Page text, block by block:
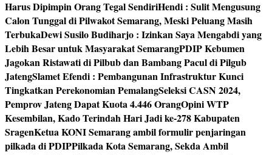
Harus Dipimpin Orang Tegal SendiriHendi : Sulit Mengusung
Calon Tunggal di Pilwakot Semarang, Meski Peluang Masih
TerbukaDewi Susilo Budiharjo : Izinkan Saya Mengabdi yang
Lebih Besar untuk Masyarakat SemarangPDIP Kebumen
Jagokan Ristawati di Pilbub dan Bambang Pacul di Pilgub
JatengSlamet Efendi : Pembangunan Infrastruktur Kunci
Tingkatkan Perekonomian PemalangSeleksi CASN 2024,
Pemprov Jateng Dapat Kuota 4.446 OrangOpini WTP
Kesembilan, Kado Terindah Hari Jadi ke-278 Kabupaten
SragenKetua KONI Semarang ambil formulir penjaringan
pilkada di PDIPPilkada Kota Semarang, Sekda Ambil